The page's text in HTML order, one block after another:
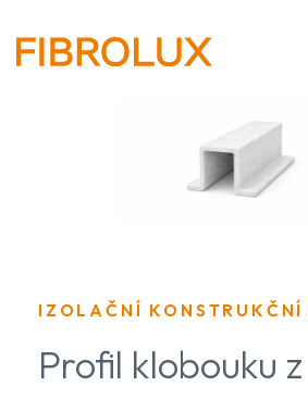
IZOLAČNÍ KONSTRUKČNÍ
Profil klobouku